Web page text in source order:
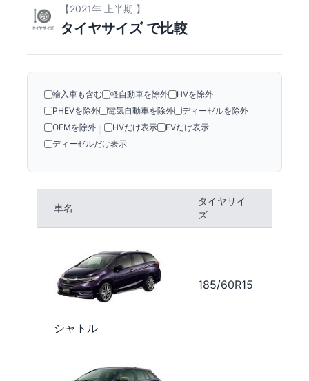
【2021年 上半期 】
タイヤサイズ で比較
輸入車も含む 軽自動車を除外
HVを除外
PHEVを除外
電気自動車を除外
ディーゼルを除外
OEMを除外
HVだけ表示
EVだけ表示
ディーゼルだけ表示
車名
タイヤサイ
ズ
シャトル
185/60R15